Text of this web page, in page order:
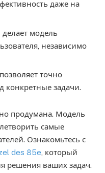
даже на
модель
независимо
точно
конкретные задачи.
продумана. Модель
самые
Ознакомьтесь с
des 85e, который
решения ваших задач.